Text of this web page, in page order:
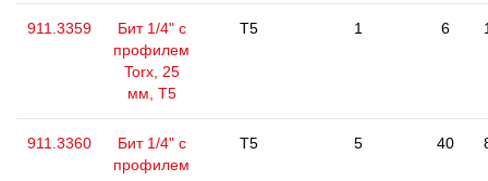
911.3359
Бит 1/4" с
профилем
Torx, 25
мм, Т5
T5 1 6
911.3360
Бит 1/4" с
профилем
T5 5 40